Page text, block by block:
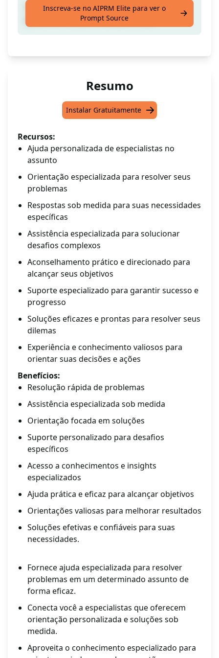
Um especialista no seu assunto que irá
ajudá-lo a resolver o seu problema.
Inscreva-se no AIPRM Elite para ver o
Prompt Source
Resumo
Instalar Gratuitamente
Recursos:
Ajuda personalizada de especialistas no
assunto
Orientação especializada para resolver seus
problemas
Respostas sob medida para suas necessidades
específicas
Assistência especializada para solucionar
desafios complexos
Aconselhamento prático e direcionado para
alcançar seus objetivos
Suporte especializado para garantir sucesso e
progresso
Soluções eficazes e prontas para resolver seus
dilemas
Experiência e conhecimento valiosos para
orientar suas decisões e ações
Benefícios:
Resolução rápida de problemas
Assistência especializada sob medida
Orientação focada em soluções
Suporte personalizado para desafios
específicos
Acesso a conhecimentos e insights
especializados
Ajuda prática e eficaz para alcançar objetivos
Orientações valiosas para melhorar resultados
Soluções efetivas e confiáveis para suas
necessidades.
Fornece ajuda especializada para resolver
problemas em um determinado assunto de
forma eficaz.
Conecta você a especialistas que oferecem
orientação personalizada e soluções sob
medida.
Aproveita o conhecimento especializado para